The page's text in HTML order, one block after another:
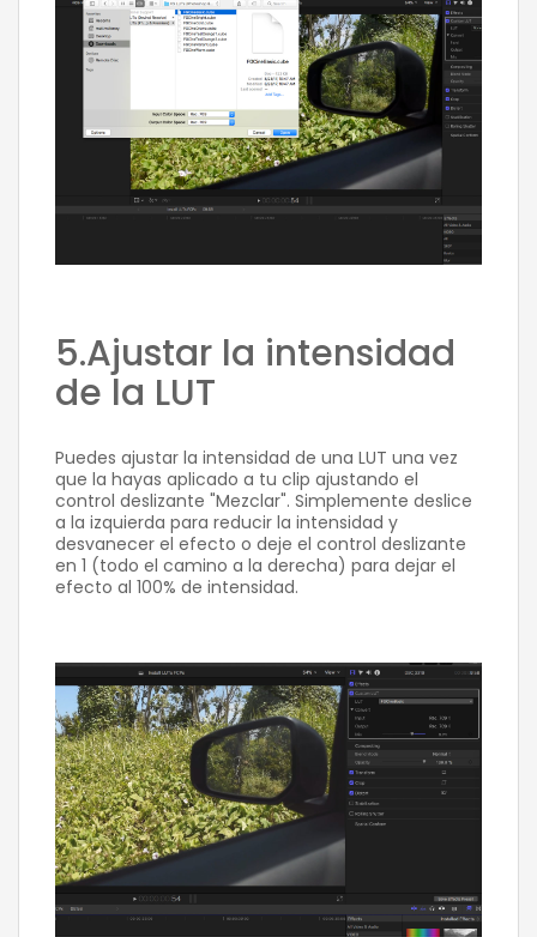
5.Ajustar la intensidad
de la LUT
Puedes ajustar la intensidad de una LUT una vez
que la hayas aplicado a tu clip ajustando el
control deslizante "Mezclar". Simplemente deslice
a la izquierda para reducir la intensidad y
desvanecer el efecto o deje el control deslizante
en 1 (todo el camino a la derecha) para dejar el
efecto al 100% de intensidad.